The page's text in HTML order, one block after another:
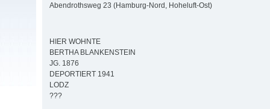
Abendrothsweg 23 (Hamburg-Nord, Hoheluft-Ost)
HIER WOHNTE
BERTHA BLANKENSTEIN
JG. 1876
DEPORTIERT 1941
LODZ
???